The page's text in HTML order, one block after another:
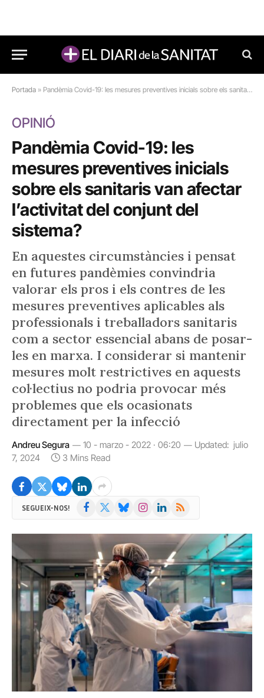
Portada » Pandèmia Covid-19: les mesures preventives inicials sobre els sanitaris van afectar l’activitat del conjunt del sistema?
OPINIÓ
Pandèmia Covid-19: les
mesures preventives inicials
sobre els sanitaris van afectar
l’activitat del conjunt del
sistema?
En aquestes circumstàncies i pensat
en futures pandèmies convindria
valorar els pros i els contres de les
mesures preventives aplicables als
professionals i treballadors sanitaris
com a sector essencial abans de posar-
les en marxa. I considerar si mantenir
mesures molt restrictives en aquests
col·lectius no podria provocar més
problemes que els ocasionats
directament per la infecció
Andreu Segura 10 - marzo - 2022 · 06:20 Updated: julio
7, 2024
3 Mins Read
SEGUEIX-NOS! Facebook BlueskyInstagramLinkedIn
RSS